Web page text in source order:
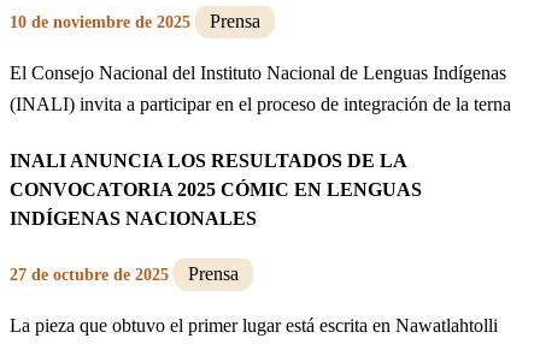
10 de noviembre de 2025 Prensa
El Consejo Nacional del Instituto Nacional de Lenguas Indígenas
(INALI) invita a participar en el proceso de integración de la terna
INALI ANUNCIA LOS RESULTADOS DE LA
CONVOCATORIA 2025 CÓMIC EN LENGUAS
INDÍGENAS NACIONALES
27 de octubre de 2025 Prensa
La pieza que obtuvo el primer lugar está escrita en Nawatlahtolli